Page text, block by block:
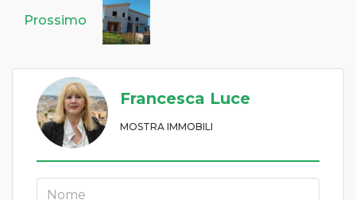
Prossimo
Francesca Luce
MOSTRA IMMOBILI